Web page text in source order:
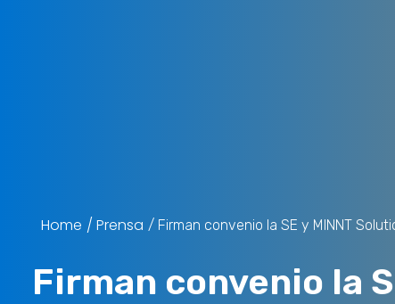
Home / Prensa / Firman convenio la SE y MINNT
Firman convenio la